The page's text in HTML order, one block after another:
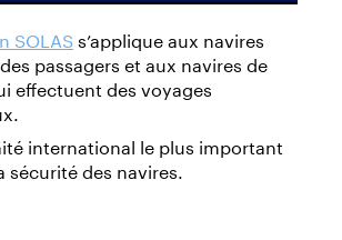
SOLAS s’applique aux navires
passagers et aux navires de
effectuent des voyages
international le plus important
des navires.